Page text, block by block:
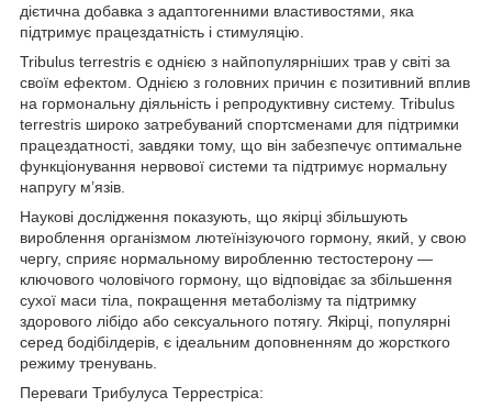
дієтична добавка з адаптогенними властивостями, яка
підтримує працездатність і стимуляцію.
Tribulus terrestris є однією з найпопулярніших трав у світі за
своїм ефектом. Однією з головних причин є позитивний вплив
на гормональну діяльність і репродуктивну систему. Tribulus
terrestris широко затребуваний спортсменами для підтримки
працездатності, завдяки тому, що він забезпечує оптимальне
функціонування нервової системи та підтримує нормальну
напругу м’язів.
Наукові дослідження показують, що якірці збільшують
вироблення організмом лютеїнізуючого гормону, який, у свою
чергу, сприяє нормальному виробленню тестостерону —
ключового чоловічого гормону, що відповідає за збільшення
сухої маси тіла, покращення метаболізму та підтримку
здорового лібідо або сексуального потягу. Якірці, популярні
серед бодібілдерів, є ідеальним доповненням до жорсткого
режиму тренувань.
Переваги Трибулуса Террестріса: